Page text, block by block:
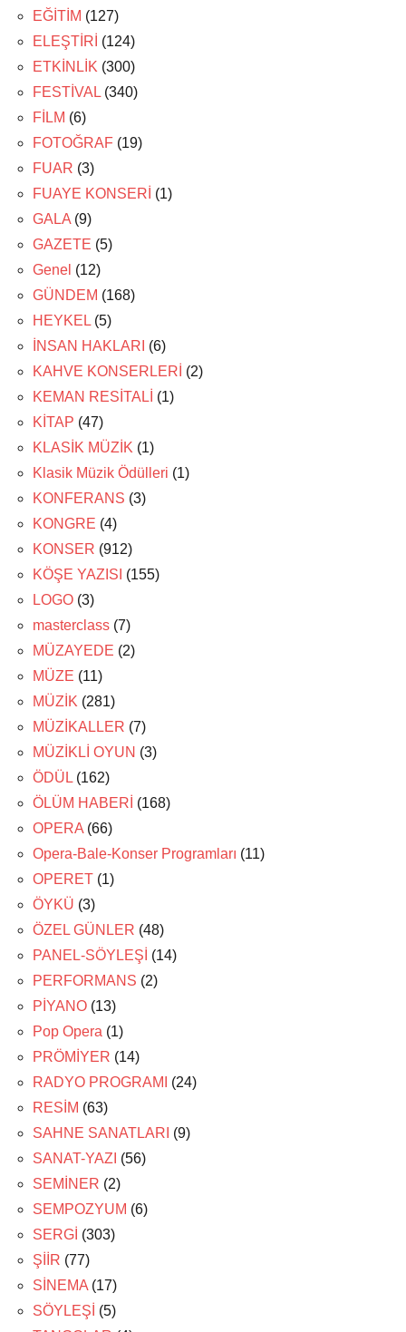
EĞİTİM (127)
ELEŞTİRİ (124)
ETKİNLİK (300)
FESTİVAL (340)
FİLM (6)
FOTOĞRAF (19)
FUAR (3)
FUAYE KONSERİ (1)
GALA (9)
GAZETE (5)
Genel (12)
GÜNDEM (168)
HEYKEL (5)
İNSAN HAKLARI (6)
KAHVE KONSERLERİ (2)
KEMAN RESİTALİ (1)
KİTAP (47)
KLASİK MÜZİK (1)
Klasik Müzik Ödülleri (1)
KONFERANS (3)
KONGRE (4)
KONSER (912)
KÖŞE YAZISI (155)
LOGO (3)
masterclass (7)
MÜZAYEDE (2)
MÜZE (11)
MÜZİK (281)
MÜZİKALLER (7)
MÜZİKLİ OYUN (3)
ÖDÜL (162)
ÖLÜM HABERİ (168)
OPERA (66)
Opera-Bale-Konser Programları (11)
OPERET (1)
ÖYKÜ (3)
ÖZEL GÜNLER (48)
PANEL-SÖYLEŞİ (14)
PERFORMANS (2)
PİYANO (13)
Pop Opera (1)
PRÖMİYER (14)
RADYO PROGRAMI
(24)
RESİM (63)
SAHNE SANATLARI (9)
SANAT-YAZI (56)
SEMİNER (2)
SEMPOZYUM (6)
SERGİ (303)
ŞİİR (77)
SİNEMA (17)
SÖYLEŞİ (5)